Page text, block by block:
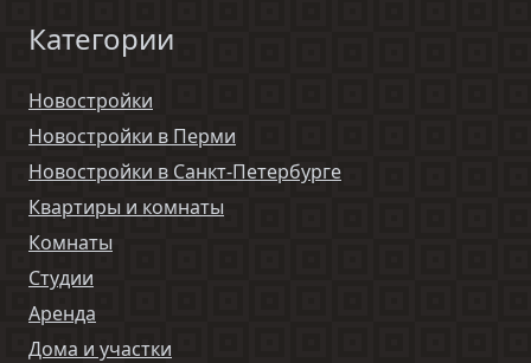
Категории
Новостройки
Новостройки в Перми
Новостройки в Санкт-Петербурге
Квартиры и комнаты
Комнаты
Студии
Аренда
Дома и участки